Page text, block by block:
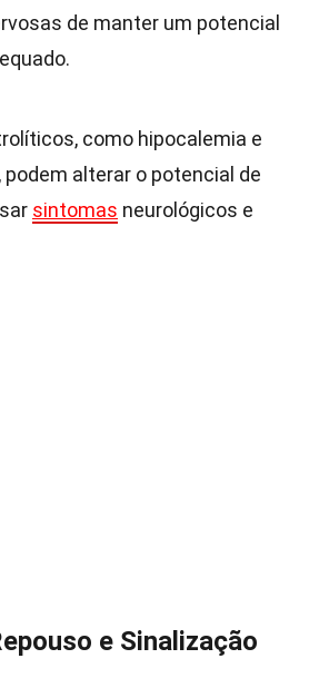
de manter um potencial
como hipocalemia e
podem alterar o potencial de
sintomas neurológicos e
e Sinalização